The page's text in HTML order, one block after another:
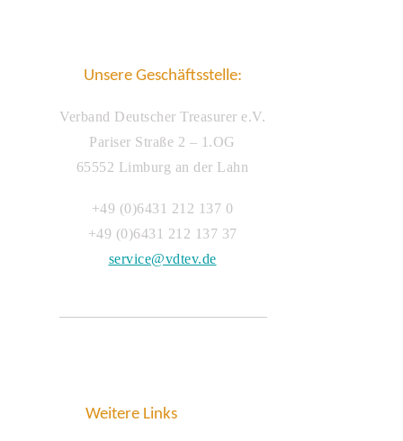
Unsere Geschäftsstelle:
Verband Deutscher Treasurer e.V.
Pariser Straße 2 – 1.OG
65552 Limburg an der Lahn
+49 (0)6431 212 137 0
+49 (0)6431 212 137 37
service@vdtev.de
Weitere Links